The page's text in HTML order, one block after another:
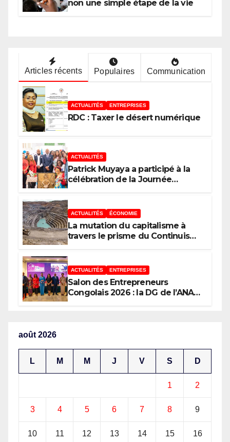
non une simple étape de la vie
Articles récents Populaires Communication
ACTUALITÉS ENTREPRISES
RDC : Taxer le désert numérique
ACTUALITÉS
Patrick Muyaya a participé à la
célébration de la Journée
Tribune des Femmes de Médias
et l’Union Nationale des
Caméramans du Congo
ACTUALITÉS ÉCONOMIE
La mutation du capitalisme à
travers le prisme du Continuisme
ACTUALITÉS ENTREPRISES
Salon des Entrepreneurs
Congolais 2026 : la DG de l’ANAPI
août 2026
L M M J V S D
1 2
3 4 5 6 7 8 9
10 11 12 13 14 15 16